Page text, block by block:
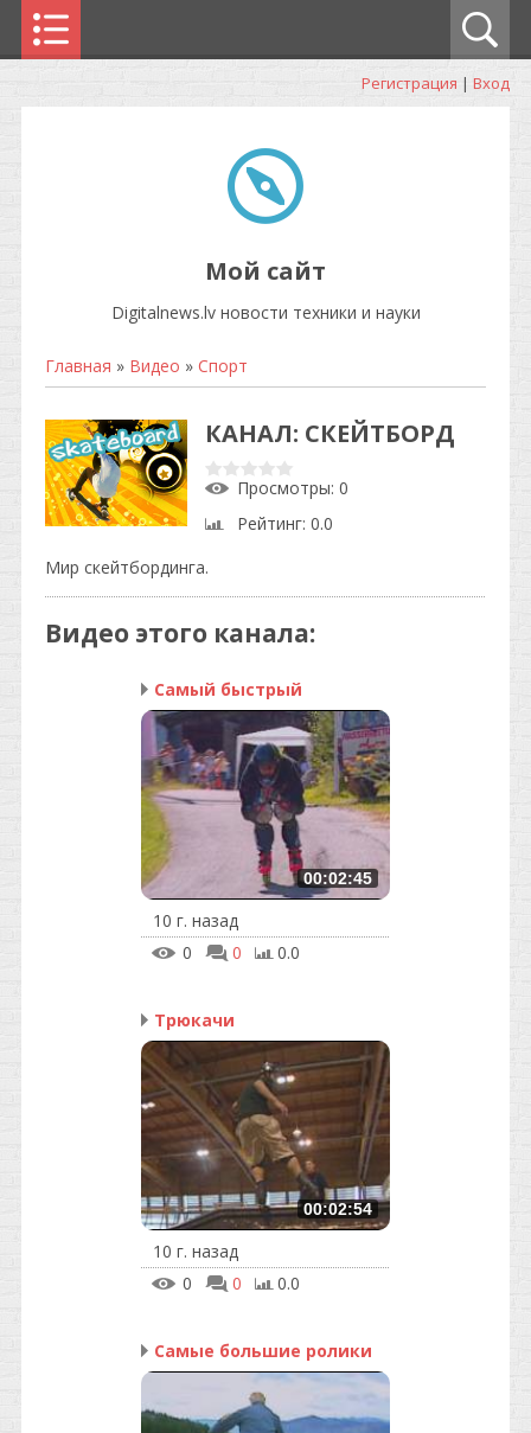
Регистрация | Вход
Мой сайт
Digitalnews.lv новости техники и науки
Главная » Видео » Спорт
КАНАЛ: СКЕЙТБОРД
Просмотры: 0
Рейтинг: 0.0
Мир скейтбординга.
Видео этого канала:
Самый быстрый
00:02:45
10 г. назад
0
0 0.0
Трюкачи
00:02:54
10 г. назад
0
0 0.0
Самые большие ролики